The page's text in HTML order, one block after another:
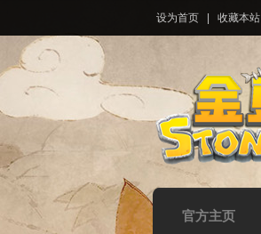
设为首页 收藏本站
官方主页